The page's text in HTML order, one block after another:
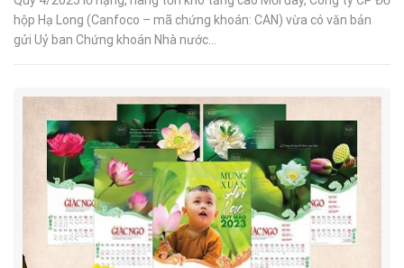
hộp Hạ Long (Canfoco – mã chứng khoán: CAN) vừa có văn bản
gửi Uỷ ban Chứng khoán Nhà nước...